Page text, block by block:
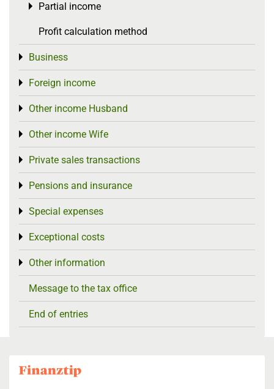
Partial income
Toggle menu
Profit calculation method
Business
Toggle menu
Foreign income
Toggle menu
Other income Husband
Toggle menu
Other income Wife
Toggle menu
Private sales transactions
Toggle menu
Pensions and insurance
Toggle menu
Special expenses
Toggle menu
Exceptional costs
Toggle menu
Other information
Toggle menu
Message to the tax office
End of entries